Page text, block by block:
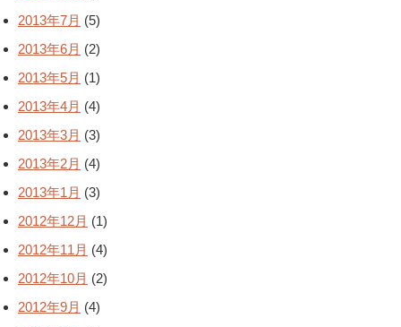
2013年7月 (5)
2013年6月 (2)
2013年5月 (1)
2013年4月 (4)
2013年3月 (3)
2013年2月 (4)
2013年1月 (3)
2012年12月 (1)
2012年11月 (4)
2012年10月 (2)
2012年9月 (4)